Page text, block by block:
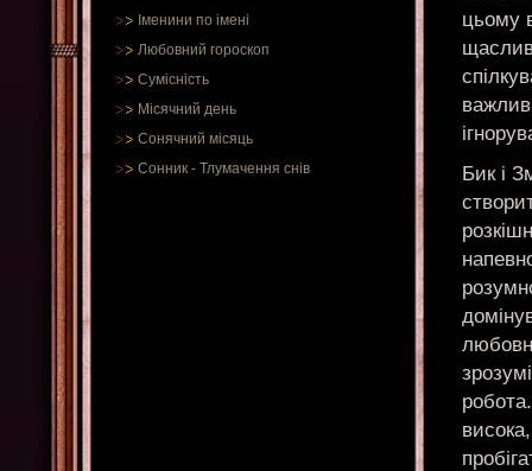
Іменини по імені
Любовний гороскоп
Сумісність
Місячний день
Сонячний місяць
Сонник - Тлумачення снів
цьому
Бик і